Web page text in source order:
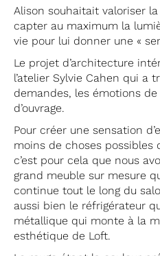
Alison souhaitait valoriser
capter au maximum la
vie pour lui donner une «
Le projet d’architecture
l’atelier Sylvie Cahen qui a
demandes, les émotions
d’ouvrage.
Pour créer une sensation
moins de choses possibles
c’est pour cela que nous
grand meuble sur mesure
continue tout le long du
aussi bien le réfrigérateur
métallique qui monte à la
esthétique de Loft.